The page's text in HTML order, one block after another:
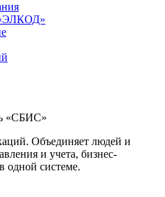
«СБИС»
Объединяет людей и
и учета, бизнес-
одной системе.